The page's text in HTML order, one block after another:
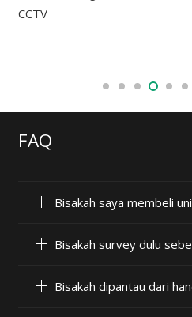
FAQ
Bisakah saya membeli
Bisakah survey dulu
Bisakah dipantau dari